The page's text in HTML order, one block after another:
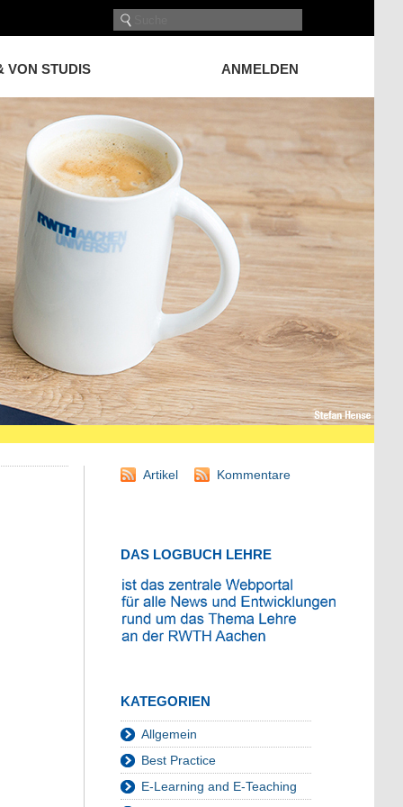
VON STUDIS ANMELDEN
Artikel Kommentare
DAS LOGBUCH LEHRE
KATEGORIEN
Allgemein
Best Practice
E-Learning and E-Teaching